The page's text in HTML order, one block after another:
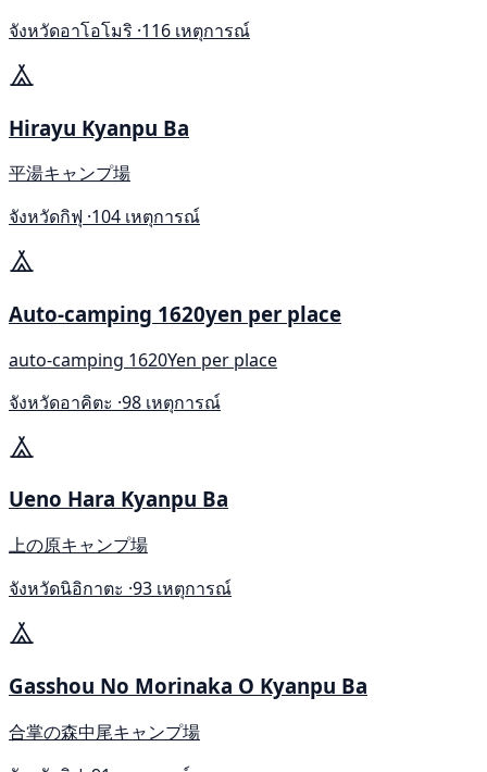
จังหวัดอาโอโมริ ·116 เหตุการณ์
Hirayu Kyanpu Ba
平湯キャンプ場
จังหวัดกิฟุ ·104 เหตุการณ์
Auto-camping 1620yen per place
auto-camping 1620Yen per place
จังหวัดอาคิตะ ·98 เหตุการณ์
Ueno Hara Kyanpu Ba
上の原キャンプ場
จังหวัดนิอิกาตะ ·93 เหตุการณ์
Gasshou No Morinaka O Kyanpu Ba
合掌の森中尾キャンプ場